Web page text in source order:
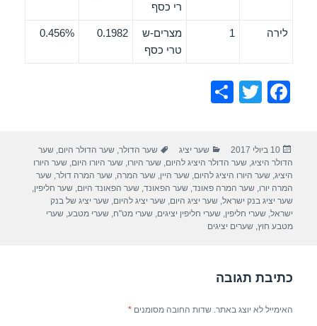
רי כסף
לירה 1
מצרים-ש
טרי כסף
0.1982
0.456%
F
e
b
o
o
T
er
e
פורסם
בתאריך
10 ביולי 2017 קטגוריות
שער יציג תגיות
שער הדולר,שער הדולר היום,שער
הדולר היציג,שער הדולר היציג להיום,שער היורו,שער היורו היום,שער היורו
היציג,שער היורו היציג להיום,שער היין,שער המרה,שער המרה דולר,שער
המרה יורו,שער המרה פאונד,שער הפאונד,שער הפאונד היום,שער חליפין,
שער יציג בנק ישראל,שער יציג היום,שער יציג להיום,שער יציג של בנק
ישראל,שערי חליפין,שערי חליפין יציגים,שערי מט"ח,שערי מטבע,שערי
מטבע חוץ,שערים יציגים
כתיבת תגובה
האימייל לא יוצג באתר. שדות החובה מסומנים*